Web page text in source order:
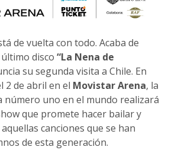
de vuelta con todo. Acaba de
disco“La Nena de
su segunda visita a Chile. En
2 de abril en el Movistar Arena, la
uno en el mundo realizará
que promete hacer bailar y
canciones que se han
de esta generación.